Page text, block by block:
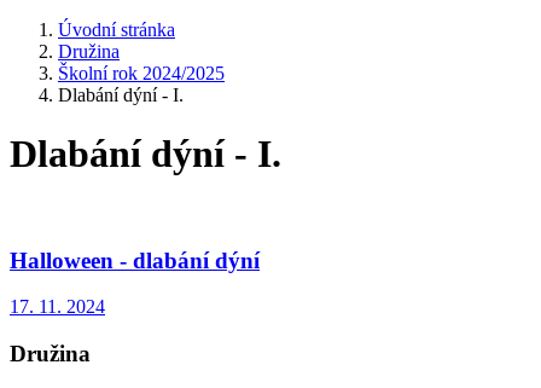
Úvodní stránka
Družina
Školní rok 2024/2025
Dlabání dýní - I.
Dlabání dýní - I.
Halloween - dlabání dýní
17. 11. 2024
Družina